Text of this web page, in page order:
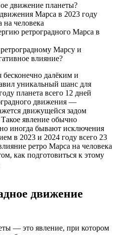
движение планеты?
Марса в 2023 году
человека
ретроградного Марса в
Марсу и
влияние?
далёким и
уникальный шанс для
планета всего 12 дней
движения —
движущейся задом
явление обычно
иногда бывают исключения
в 2023 и 2024 году всего 23
ретро Марса на человека
как подготовиться к этому
движение
— это явление, при котором